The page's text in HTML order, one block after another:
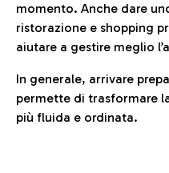
momento. Anche dare
ristorazione e shopping
aiutare a gestire meglio
In generale, arrivare
permette di trasformare
più fluida e ordinata.